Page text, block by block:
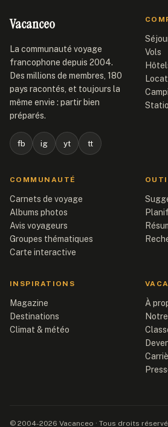
Vacanceo
La communauté voyage
francophone depuis 2004.
Des millions de membres, 180
pays racontés, et toujours la
même envie : partir bien
préparés.
fb ig yt tt
Vols
COMMUNAUTÉ
Carnets de voyage
Albums photos
Avis voyageurs
Groupes thématiques
Carte interactive
INSPIRATIONS
Magazine
Destinations
Climat & météo
À
© 2004-2026 Vacanceo · Tous droits